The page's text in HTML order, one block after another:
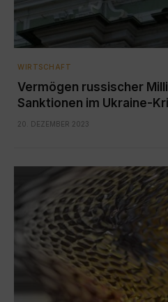
WIRTSCHAFT
Vermögen russischer
Sanktionen im Ukraine-
20. DEZEMBER 2023